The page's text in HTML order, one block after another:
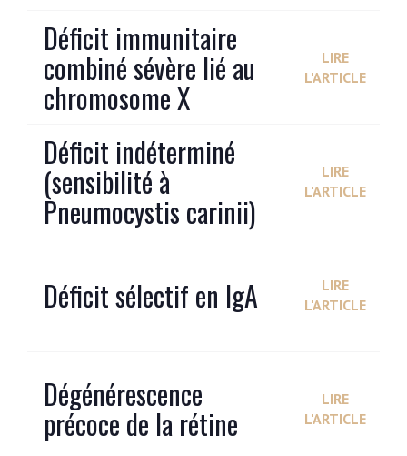
Déficit immunitaire
combiné sévère lié au
chromosome X
LIRE
L'ARTICLE
Déficit indéterminé
(sensibilité à
Pneumocystis carinii)
LIRE
L'ARTICLE
Déficit sélectif en IgA
LIRE
L'ARTICLE
Dégénérescence
précoce de la rétine
LIRE
L'ARTICLE